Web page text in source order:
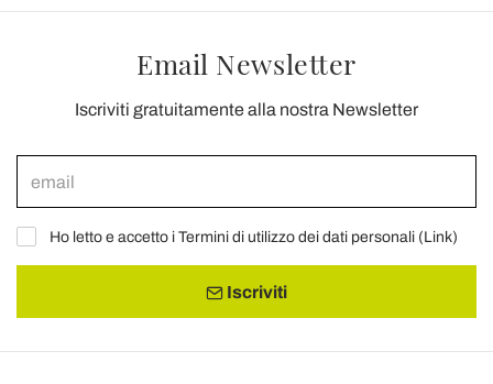
Email Newsletter
Iscriviti gratuitamente alla nostra Newsletter
Ho letto e accetto i Termini di utilizzo dei dati personali (Link)
Iscriviti